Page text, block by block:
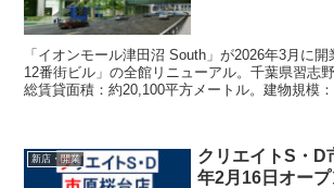
「イオンモール津田沼 South」が2026年3月に
12番街ビル」の全館リニューアル。千葉県習志野
総賃貸面積：約20,100平方メートル。建物規模
新店・開業
クリエイトS・D
年2月16日オー